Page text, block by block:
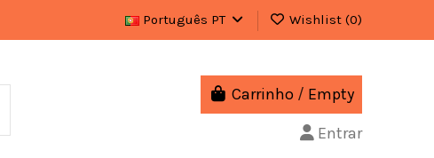
Português PT Wishlist (0)
Carrinho / Empty
Entrar